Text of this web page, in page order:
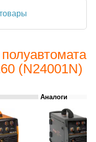
(N24001N)
Аналоги